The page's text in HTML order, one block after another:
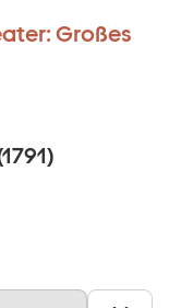
Großes